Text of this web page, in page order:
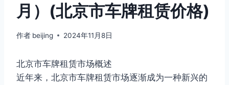
月）(北京市车牌租赁价格)
作者 beijing 2024年11月8日
北京市车牌租赁市场概述
近年来，北京市车牌租赁市场逐渐成为一种新兴的